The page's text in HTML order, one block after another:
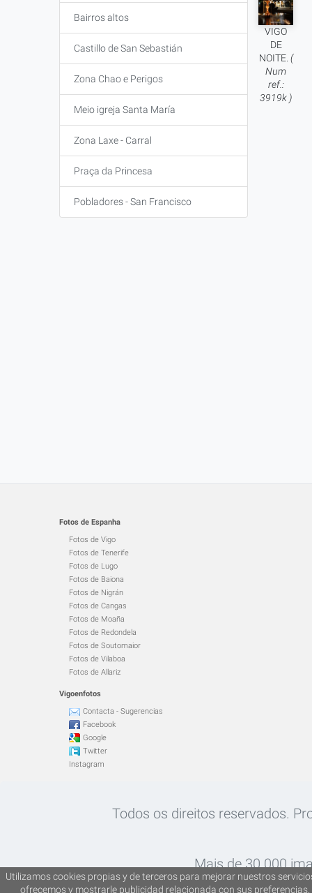
VIGO
DE
NOITE. (
Num
ref.:
3919k )
Bairros altos
Castillo de San Sebastián
Zona Chao e Perigos
Meio igreja Santa María
Zona Laxe - Carral
Praça da Princesa
Pobladores - San Francisco
Fotos de Espanha
Fotos de Vigo
Fotos de Tenerife
Fotos de Lugo
Fotos de Baiona
Fotos de Nigrán
Fotos de Cangas
Fotos de Moaña
Fotos de Redondela
Fotos de Soutomaior
Fotos de Vilaboa
Fotos de Allariz
Vigoenfotos
Contacta - Sugerencias
Facebook
Google
Twitter
Instagram
Todos os direitos reservados.
Mais de 30.000
Utilizamos cookies propias y de terceros para mejorar nuestros
ofrecemos y mostrarle publicidad relacionada con sus